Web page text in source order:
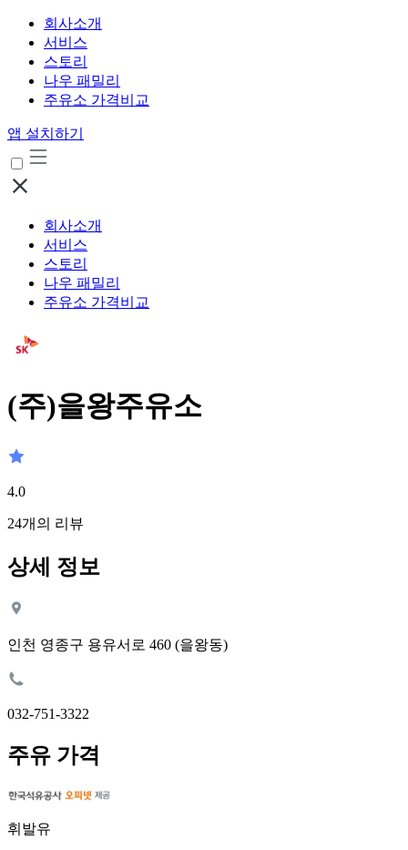
회사소개
서비스
스토리
나우 패밀리
주유소 가격비교
앱 설치하기
회사소개
서비스
스토리
나우 패밀리
주유소 가격비교
(주)을왕주유소
4.0
24개의 리뷰
상세 정보
인천 영종구 용유서로 460 (을왕동)
032-751-3322
주유 가격
휘발유